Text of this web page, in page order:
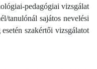
pedagógiai vizsgálat
tanulónál sajátos nevelési
szakértői vizsgálatot